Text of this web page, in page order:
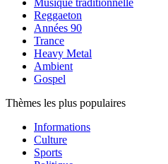
Musique traditionnelle
Reggaeton
Années 90
Trance
Heavy Metal
Ambient
Gospel
Thèmes les plus populaires
Informations
Culture
Sports